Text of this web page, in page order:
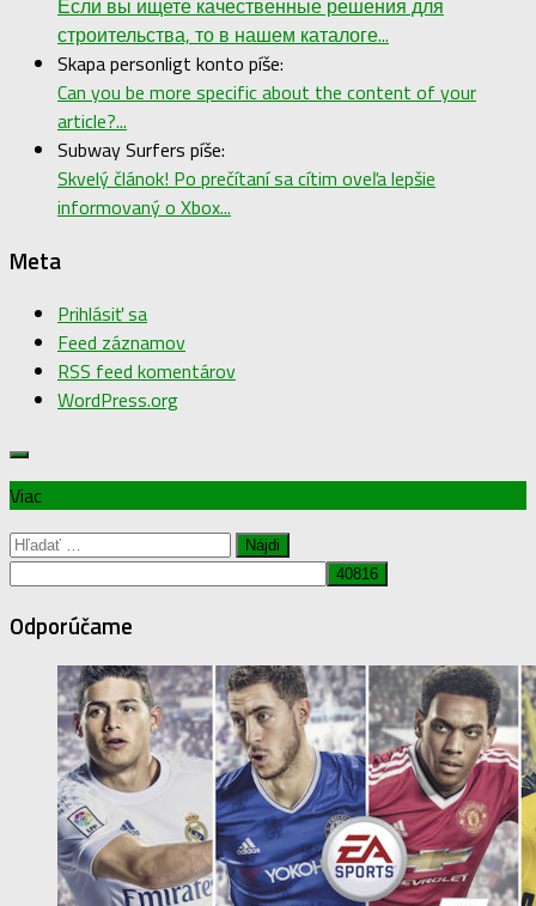
Если вы ищете качественные решения для
строительства, то в нашем каталоге...
Skapa personligt konto píše:
Can you be more specific about the content of your
article?...
Subway Surfers píše:
Skvelý článok! Po prečítaní sa cítim oveľa lepšie
informovaný o Xbox...
Meta
Prihlásiť sa
Feed záznamov
RSS feed komentárov
WordPress.org
Viac
Hľadať:
Odporúčame